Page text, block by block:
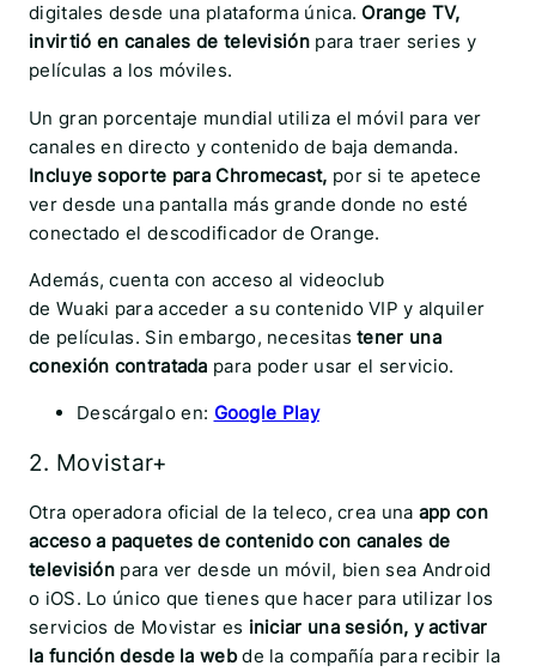
digitales desde una plataforma única. Orange TV,
invirtió en canales de televisión para traer series y
películas a los móviles.
Un gran porcentaje mundial utiliza el móvil para ver
canales en directo y contenido de baja demanda.
Incluye soporte para Chromecast, por si te apetece
ver desde una pantalla más grande donde no esté
conectado el descodificador de Orange.
Además, cuenta con acceso al videoclub
de Wuaki para acceder a su contenido VIP y alquiler
de películas. Sin embargo, necesitastener una
conexión contratada para poder usar el servicio.
Descárgalo en: Google Play
2. Movistar+
Otra operadora oficial de la teleco, crea una app con
acceso a paquetes de contenido con canales de
televisión para ver desde un móvil, bien sea Android
o iOS. Lo único que tienes que hacer para utilizar los
servicios de Movistar es iniciar una sesión, y activar
la función desde la webde la compañía para recibir la